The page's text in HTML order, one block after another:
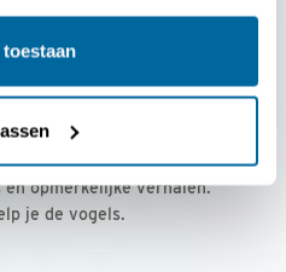
voor € 36,00 per jaar
onze leden, met
opmerkelijke verhalen.
je de vogels.